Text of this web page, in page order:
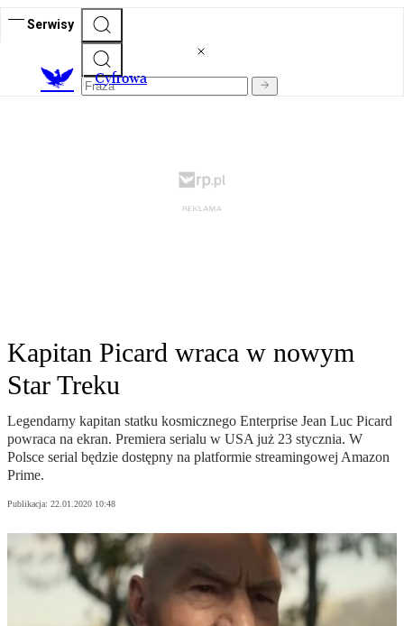
Serwisy
Cyfrowa
Kapitan Picard wraca w nowym
Star Treku
Legendarny kapitan statku kosmicznego Enterprise Jean Luc Picard
powraca na ekran. Premiera serialu w USA już 23 stycznia. W
Polsce serial będzie dostępny na platformie streamingowej Amazon
Prime.
Publikacja: 22.01.2020 10:48